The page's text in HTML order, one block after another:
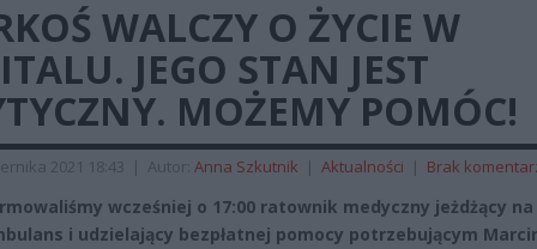
WALCZY O ŻYCIE W
JEGO STAN JEST
MOŻEMY POMÓC!
2021 18:43 | Autor: Anna Szkutnik | Aktualności | Brak
wcześniej o 17:00 ratownik medyczny jeżdżący na
i udzielający bezpłatnej pomocy potrzebującym